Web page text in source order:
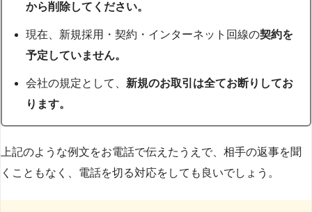
から削除してください。
現在、新規採用・契約・インターネット回線の契約を
予定していません。
会社の規定として、 新規のお取引は全てお断りしてお
ります。
上記のような例文をお電話で伝えたうえで、相手の返事を聞
くこともなく、電話を切る対応をしても良いでしょう。